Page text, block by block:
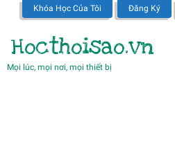
Khóa Học Của Tôi Đăng Ký
Hocthoisao.vn
Mọi lúc, mọi nơi, mọi thiết bị